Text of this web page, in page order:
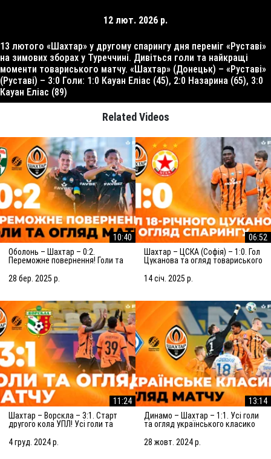
12 лют. 2026 р.
13 лютого «Шахтар» у другому спарингу дня переміг «Руставі»
на зимових зборах у Туреччині. Дивіться голи та найкращі
моменти товариського матчу. «Шахтар» (Донецьк) – «Руставі»
(Руставі) – 3:0 Голи: 1:0 Кауан Еліас (45), 2:0 Назарина (65), 3:0
Кауан Еліас (89)
Related Videos
10:40
Оболонь – Шахтар – 0:2.
Переможне повернення! Голи та
28 бер. 2025 р.
06:52
Шахтар – ЦСКА (Софія) – 1:0. Гол
Цуканова та огляд товариського
14 січ. 2025 р.
11:24
Шахтар – Ворскла – 3:1. Старт
другого кола УПЛ! Усі голи та
4 груд. 2024 р.
13:14
Динамо – Шахтар – 1:1. Усі голи
та огляд українського класико
28 жовт. 2024 р.